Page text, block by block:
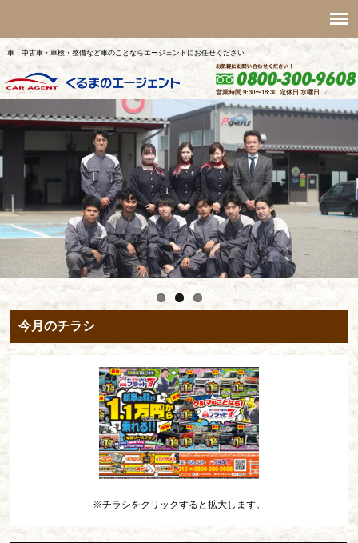
車・中古車・車検・整備など車のことならエージェントにお任せください
今月のチラシ
※チラシをクリックすると拡大します。